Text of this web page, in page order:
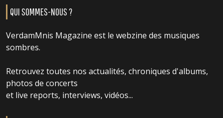
QUI SOMMES-NOUS ?
VerdamMnis Magazine est le webzine des musiques
sombres.
Retrouvez toutes nos actualités, chroniques d'albums,
photos de concerts
et live reports, interviews, vidéos...